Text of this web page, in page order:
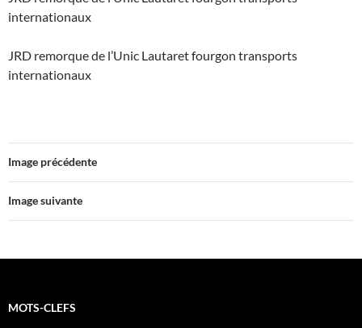
internationaux
JRD remorque de l’Unic Lautaret fourgon transports
internationaux
Image précédente
Image suivante
MOTS-CLEFS